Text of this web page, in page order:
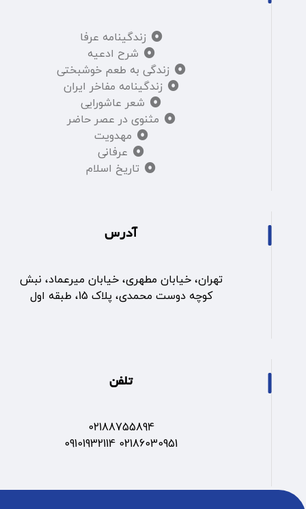
زندگینامه عرفا
شرح ادعیه
زندگی به طعم خوشبختی
زندگینامه مفاخر ایران
شعر عاشورایی
مثنوی در عصر حاضر
مهدویت
عرفانی
تاریخ اسلام
آدرس
تهران، خیابان مطهری، خیابان میرعماد، نبش
کوچه دوست محمدی، پلاک 15، طبقه اول
تلفن
02188755894
02186030951 09101932114